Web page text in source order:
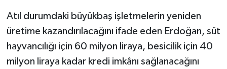
Atıl durumdaki büyükbaş işletmelerin yeniden
üretime kazandırılacağını ifade eden Erdoğan, süt
hayvancılığı için 60 milyon liraya, besicilik için 40
milyon liraya kadar kredi imkânı sağlanacağını